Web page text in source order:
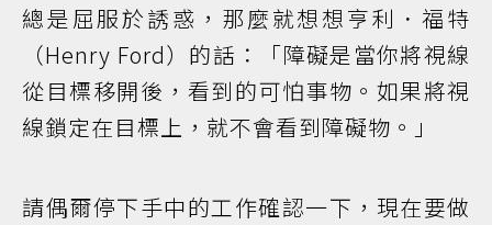
總是屈服於誘惑，那麼就想想亨利．福特
（Henry Ford）的話：「障礙是當你將視線
從目標移開後，看到的可怕事物。如果將視
線鎖定在目標上，就不會看到障礙物。」
請偶爾停下手中的工作確認一下，現在要做